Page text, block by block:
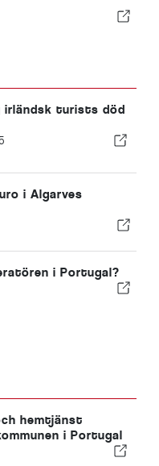
irländsk turists död
i Algarves
i Portugal?
hemtjänst
i Portugal